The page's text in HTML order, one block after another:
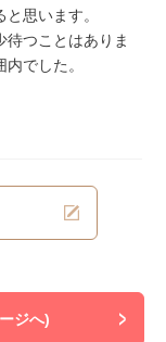
思います。
待つことはありま
でした。
ジへ)